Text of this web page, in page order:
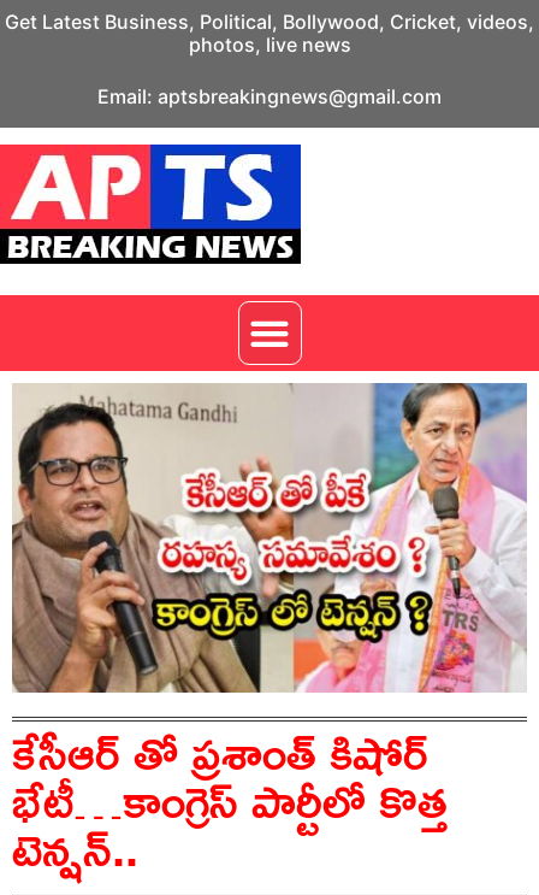
Get Latest Business, Political, Bollywood, Cricket, videos,
photos, live news
Email: aptsbreakingnews@gmail.com
కేసీఆర్ తో ప్రశాంత్ కిషోర్
భేటీ…కాంగ్రెస్ పార్టీలో కొత్త
టెన్షన్..